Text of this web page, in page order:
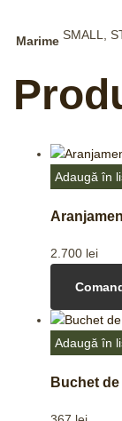
Marime SMALL,
Adaugă în
2.700 lei
Adaugă în
Buchet